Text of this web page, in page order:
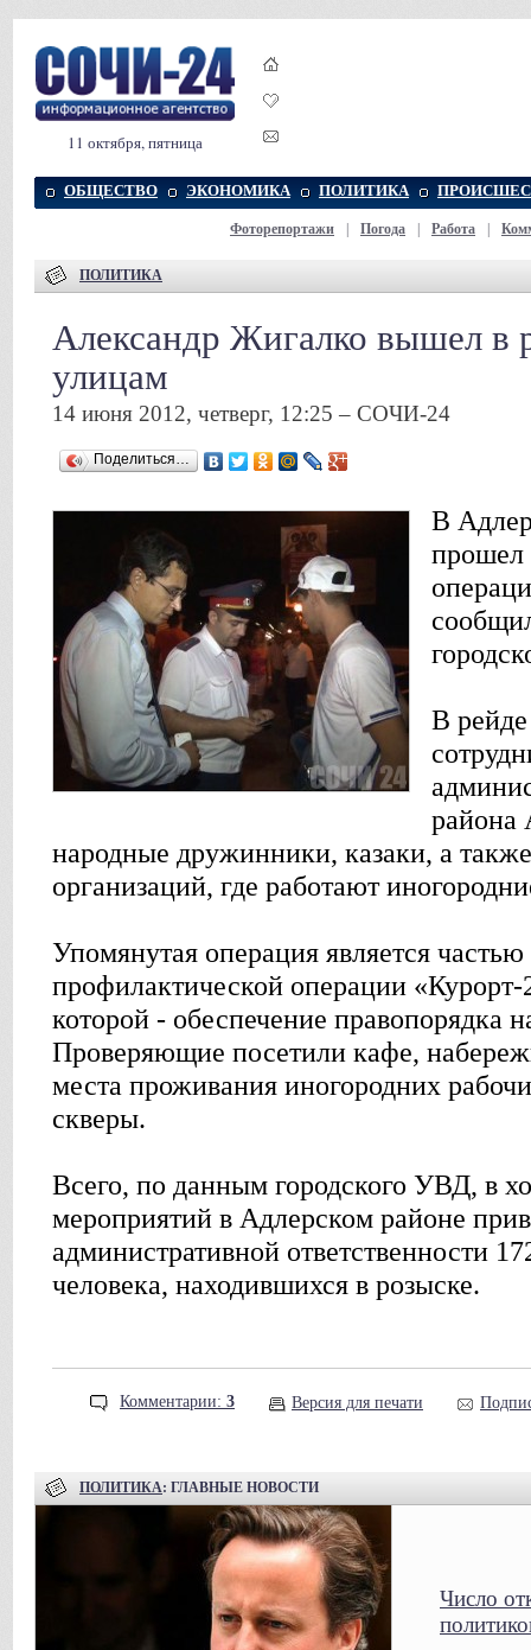
11 октября, пятница
ОБЩЕСТВО ЭКОНОМИКА ПОЛИТИКА
Фоторепортажи Погода Работа
ПОЛИТИКА
Александр Жигалко вышел в
улицам
14 июня 2012, четверг, 12:25 – СОЧИ-24
Поделиться…
В
прошел
В
района
народные дружинники, казаки, а
организаций, где работают
Упомянутая операция является
профилактической операции «Курорт-
которой - обеспечение правопорядка
Проверяющие посетили кафе,
места проживания иногородних
скверы.
Всего, по данным городского УВД, в
мероприятий в Адлерском районе
административной ответственности
человека, находившихся в розыске.
Комментарии: 3 Версия для печати
ПОЛИТИКА: ГЛАВНЫЕ НОВОСТИ
Число